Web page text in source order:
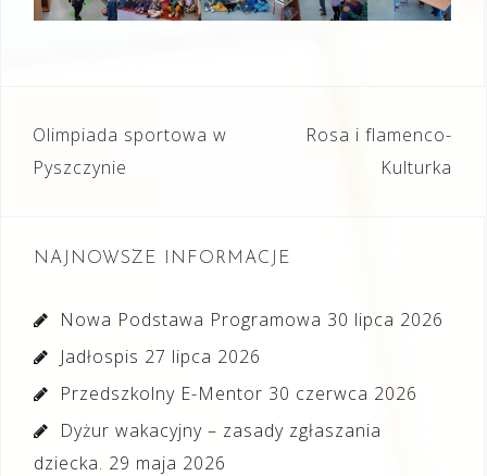
Nawigacja
wpisu
Olimpiada sportowa w
Pyszczynie
Rosa i flamenco-
Kulturka
NAJNOWSZE INFORMACJE
Nowa Podstawa Programowa 30 lipca 2026
Jadłospis 27 lipca 2026
Przedszkolny E-Mentor 30 czerwca 2026
Dyżur wakacyjny – zasady zgłaszania
dziecka. 29 maja 2026